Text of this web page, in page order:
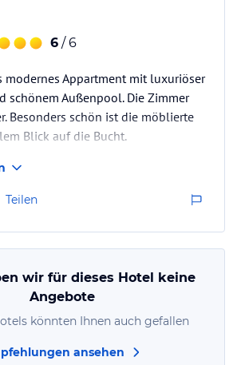
6 / 6
modernes Appartment mit luxuriöser
schönem Außenpool. Die Zimmer
Besonders schön ist die möblierte
Blick auf die Bucht.
Teilen
wir für dieses Hotel keine
Angebote
könnten Ihnen auch gefallen
ansehen